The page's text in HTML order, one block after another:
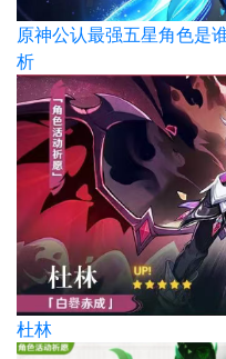
原神公认最强五星角色是
析
杜林